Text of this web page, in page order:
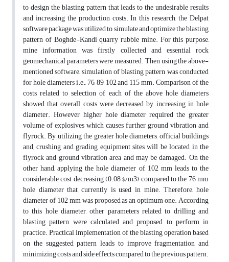
to design the blasting pattern that leads to the undesirable results
and increasing the production costs. In this research, the Delpat
software package was utilized to simulate and optimize the blasting
pattern of Boghde-Kandi quarry rubble mine. For this purpose,
mine information was firstly collected and essential rock
geomechanical parameters were measured. Then using the above-
mentioned software, simulation of blasting pattern was conducted
for hole diameters i.e., 76, 89, 102 and 115 mm. Comparison of the
costs related to selection of each of the above hole diameters
showed that overall costs were decreased by increasing in hole
diameter. However, higher hole diameter required the greater
volume of explosives which causes further ground vibration and
flyrock. By utilizing the greater hole diameters, official buildings
and; crushing and grading equipment sites will be located in the
flyrock and ground vibration area and may be damaged. On the
other hand, applying the hole diameter of 102 mm leads to the
considerable cost decreasing (0.08 $/m3) compared to the 76 mm
hole diameter that currently is used in mine. Therefore, hole
diameter of 102 mm was proposed as an optimum one. According
to this hole diameter, other parameters related to drilling and
blasting pattern were calculated and proposed to perform in
practice. Practical implementation of the blasting operation based
on the suggested pattern leads to improve fragmentation and
minimizing costs and side effects compared to the previous pattern.